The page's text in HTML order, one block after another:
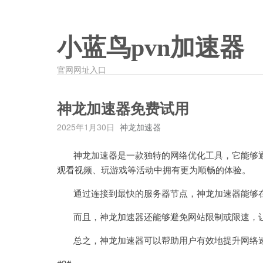
小蓝鸟pvn加速器
官网网址入口
神龙加速器免费试用
2025年1月30日 神龙加速器
神龙加速器是一款独特的网络优化工具，它能够
观看视频、玩游戏等活动中拥有更为顺畅的体验。
通过连接到最快的服务器节点，神龙加速器能够
而且，神龙加速器还能够避免网站限制或限速，
总之，神龙加速器可以帮助用户有效地提升网络